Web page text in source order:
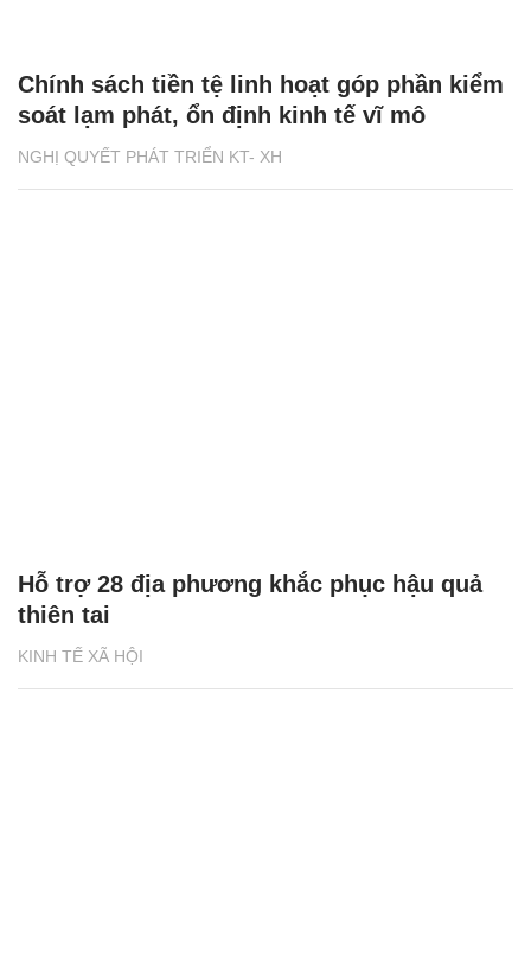
NGHỊ QUYẾT PHÁT TRIỂN KT- XH
Chính sách tiền tệ linh hoạt góp phần kiểm
soát lạm phát, ổn định kinh tế vĩ mô
KINH TẾ XÃ HỘI
Hỗ trợ 28 địa phương khắc phục hậu quả
thiên tai